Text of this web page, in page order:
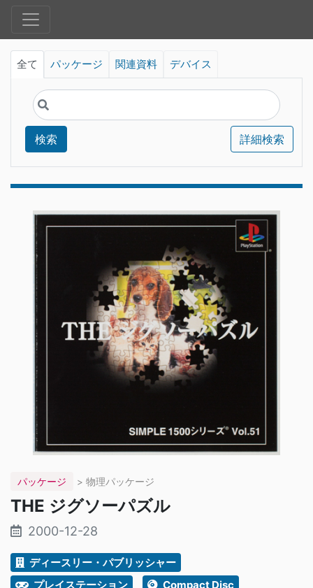
全て パッケージ 関連資料 デバイス
検索 詳細検索
パッケージ > 物理パッケージ
THE ジグソーパズル
2000-12-28
ディースリー・パブリッシャー
プレイステーション
Compact Disc